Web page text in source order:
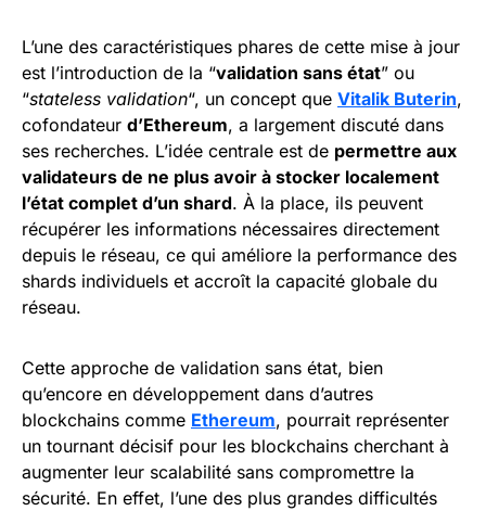
L’une des caractéristiques phares de cette mise à jour
est l’introduction de la “validation sans état” ou
“stateless validation“, un concept que Vitalik Buterin,
cofondateur d’Ethereum, a largement discuté dans
ses recherches. L’idée centrale est de permettre aux
validateurs de ne plus avoir à stocker localement
l’état complet d’un shard. À la place, ils peuvent
récupérer les informations nécessaires directement
depuis le réseau, ce qui améliore la performance des
shards individuels et accroît la capacité globale du
réseau.
Cette approche de validation sans état, bien
qu’encore en développement dans d’autres
blockchains comme Ethereum, pourrait représenter
un tournant décisif pour les blockchains cherchant à
augmenter leur scalabilité sans compromettre la
sécurité. En effet, l’une des plus grandes difficultés